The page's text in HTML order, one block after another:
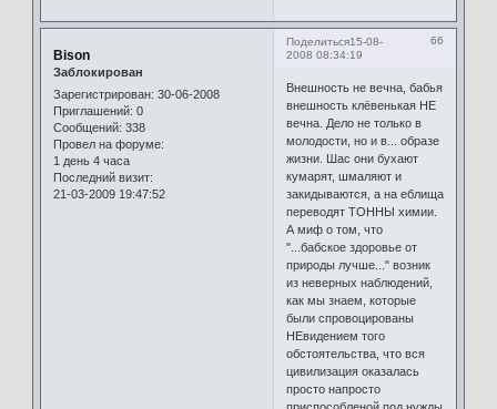
Поделиться 66
15-08-
2008 08:34:19
Bison
Заблокирован
Зарегистрирован: 30-06-2008
Приглашений: 0
Сообщений: 338
Провел на форуме:
1 день 4 часа
Последний визит:
21-03-2009 19:47:52
Внешность не вечна, бабья
внешность клёвенькая НЕ
вечна. Дело не только в
молодости, но и в... образе
жизни. Шас они бухают
кумарят, шмаляют и
закидываются, а на еблища
переводят ТОННЫ химии.
А миф о том, что
"...бабское здоровье от
природы лучше..." возник
из неверных наблюдений,
как мы знаем, которые
были спровоцированы
НЕвидением того
обстоятельства, что вся
цивилизация оказалась
просто напросто